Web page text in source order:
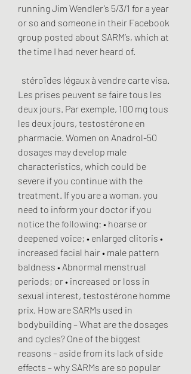
running Jim Wendler’s 5/3/1 for a year
or so and someone in their Facebook
group posted about SARM’s, which at
the time I had never heard of.
  stéroïdes légaux à vendre carte visa.
Les prises peuvent se faire tous les
deux jours. Par exemple, 100 mg tous
les deux jours, testostérone en
pharmacie. Women on Anadrol-50
dosages may develop male
characteristics, which could be
severe if you continue with the
treatment. If you are a woman, you
need to inform your doctor if you
notice the following: • hoarse or
deepened voice; • enlarged clitoris •
increased facial hair • male pattern
baldness • Abnormal menstrual
periods; or • increased or loss in
sexual interest, testostérone homme
prix. How are SARMs used in
bodybuilding – What are the dosages
and cycles? One of the biggest
reasons – aside from its lack of side
effects – why SARMs are so popular